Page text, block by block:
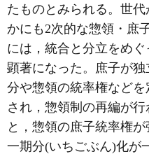
たものとみられる。世
かにも2次的な惣領・庶
には，統合と分立をめ
顕著になった。庶子が
分や惣領の統率権など
され，惣領制の再編が
と，惣領の庶子統率権
一期分(いちごぶん)化が